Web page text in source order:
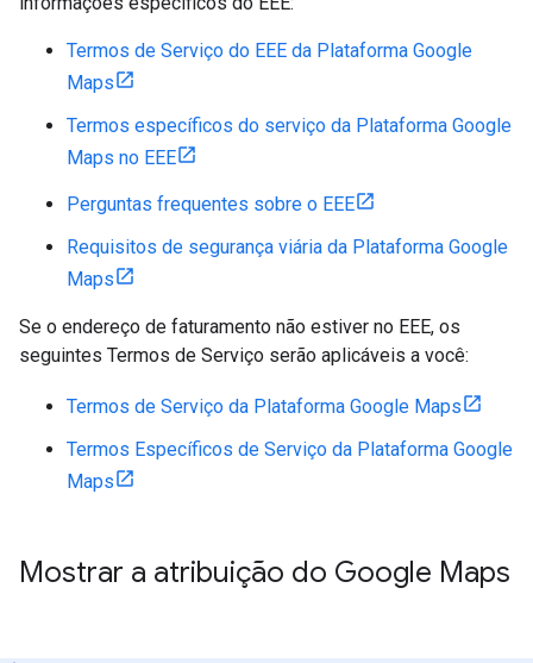
Termos de Serviço do EEE da Plataforma Google
Maps
Termos específicos do serviço da Plataforma Google
Maps no EEE
Perguntas frequentes sobre o EEE
Requisitos de segurança viária da Plataforma Google
Maps
Se o endereço de faturamento não estiver no EEE, os
seguintes Termos de Serviço serão aplicáveis a você:
Termos de Serviço da Plataforma Google Maps
Termos Específicos de Serviço da Plataforma Google
Maps
Mostrar a atribuição do Google Maps